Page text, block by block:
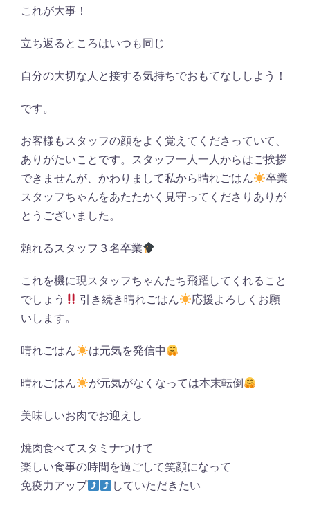
これが大事！
立ち返るところはいつも同じ
自分の大切な人と接する気持ちでおもてなししよう！
です。
お客様もスタッフの顔をよく覚えてくださっていて、
ありがたいことです。スタッフ一人一人からはご挨拶
できませんが、かわりまして私から晴れごはん
卒業
スタッフちゃんをあたたかく見守ってくださりありが
とうございました。
頼れるスタッフ３名卒業
これを機に現スタッフちゃんたち飛躍してくれること
でしょう
引き続き晴れごはん
応援よろしくお願
いします。
晴れごはん は元気を発信中
晴れごはん が元気がなくなっては本末転倒
美味しいお肉でお迎えし
焼肉食べてスタミナつけて
楽しい食事の時間を過ごして笑顔になって
免疫力アップ
していただきたい